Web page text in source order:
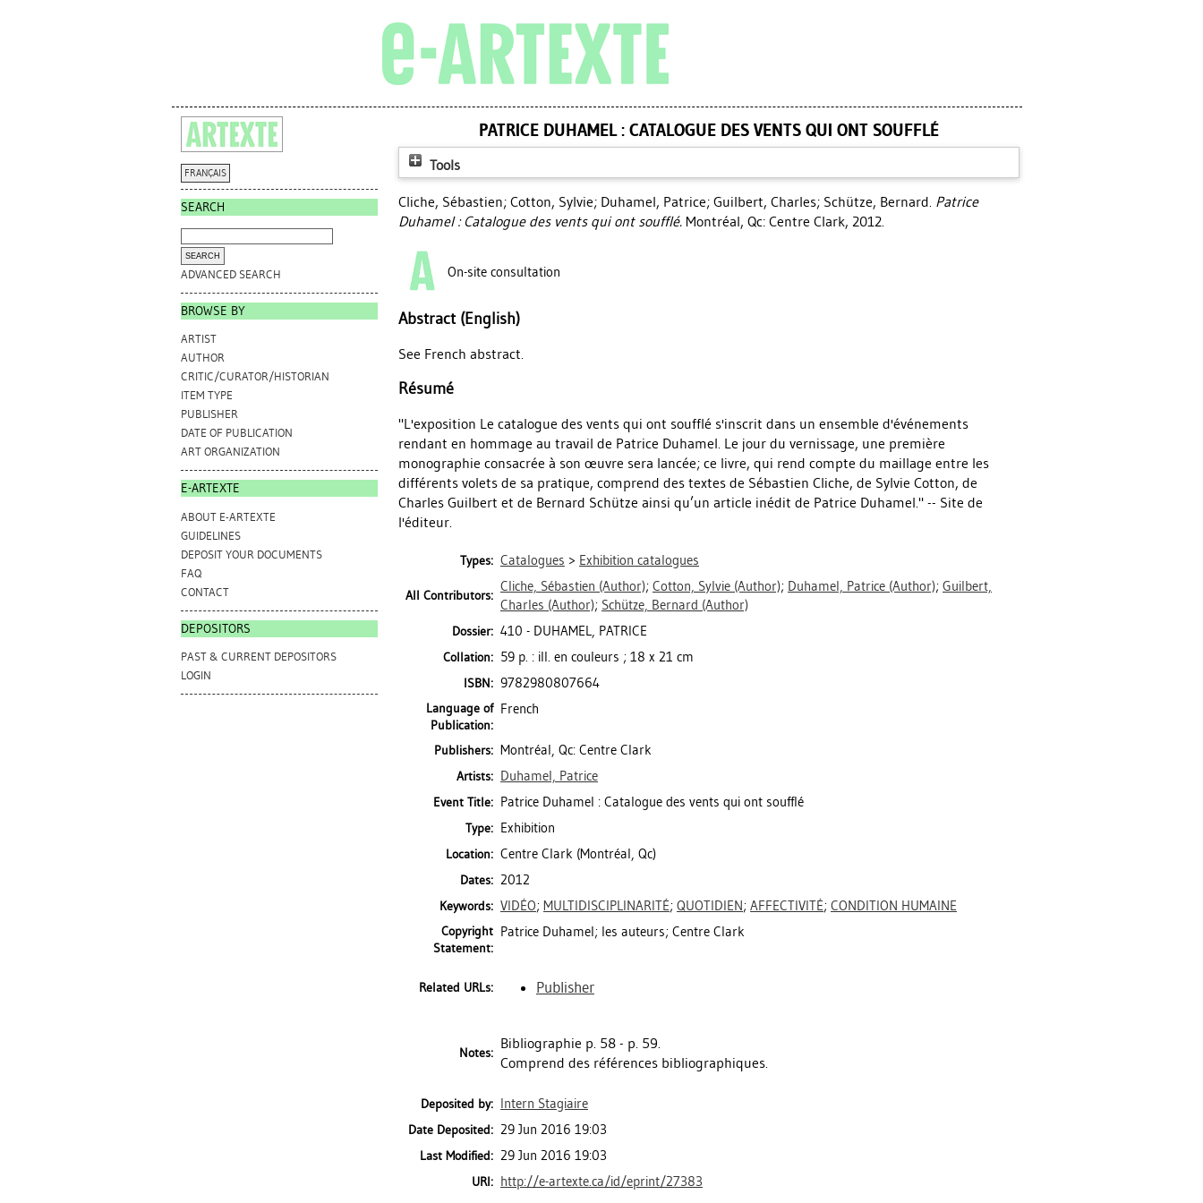
FRANÇAIS
SEARCH
ADVANCED SEARCH
BROWSE BY
ARTIST
AUTHOR
CRITIC/CURATOR/HISTORIAN
ITEM TYPE
PUBLISHER
DATE OF PUBLICATION
ART ORGANIZATION
E-ARTEXTE
ABOUT E-ARTEXTE
GUIDELINES
DEPOSIT YOUR DOCUMENTS
FAQ
CONTACT
DEPOSITORS
PAST & CURRENT DEPOSITORS
LOGIN
PATRICE DUHAMEL : CATALOGUE DES VENTS QUI ONT SOUFFLÉ
Tools
Cliche, Sébastien; Cotton, Sylvie; Duhamel, Patrice; Guilbert, Charles; Schütze, Bernard. Patrice
Duhamel : Catalogue des vents qui ont soufflé. Montréal, Qc: Centre Clark, 2012.
On-site consultation
Abstract (English)
See French abstract.
Résumé
"L'exposition Le catalogue des vents qui ont soufflé s'inscrit dans un ensemble d'événements
rendant en hommage au travail de Patrice Duhamel. Le jour du vernissage, une première
monographie consacrée à son œuvre sera lancée; ce livre, qui rend compte du maillage entre les
différents volets de sa pratique, comprend des textes de Sébastien Cliche, de Sylvie Cotton, de
Charles Guilbert et de Bernard Schütze ainsi qu’un article inédit de Patrice Duhamel." -- Site de
l'éditeur.
Types: Catalogues > Exhibition catalogues
All Contributors:
Cliche, Sébastien (Author); Cotton, Sylvie (Author); Duhamel, Patrice (Author); Guilbert,
Charles (Author); Schütze, Bernard (Author)
Dossier: 410 - DUHAMEL, PATRICE
Collation: 59 p. : ill. en couleurs ; 18 x 21 cm
ISBN: 9782980807664
Language of
Publication:
French
Publishers: Montréal, Qc: Centre Clark
Artists: Duhamel, Patrice
Event Title: Patrice Duhamel : Catalogue des vents qui ont soufflé
Type: Exhibition
Location: Centre Clark (Montréal, Qc)
Dates: 2012
Keywords: VIDÉO; MULTIDISCIPLINARITÉ; QUOTIDIEN; AFFECTIVITÉ; CONDITION HUMAINE
Copyright
Statement:
Patrice Duhamel; les auteurs; Centre Clark
Related URLs: Publisher
Notes:
Bibliographie p. 58 - p. 59.
Comprend des références bibliographiques.
Deposited by: Intern Stagiaire
Date Deposited: 29 Jun 2016 19:03
Last Modified: 29 Jun 2016 19:03
URI: http://e-artexte.ca/id/eprint/27383